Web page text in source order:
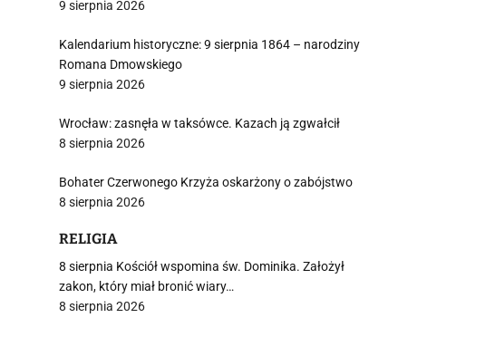
9 sierpnia 2026
Kalendarium historyczne: 9 sierpnia 1864 – narodziny
Romana Dmowskiego
9 sierpnia 2026
Wrocław: zasnęła w taksówce. Kazach ją zgwałcił
8 sierpnia 2026
Bohater Czerwonego Krzyża oskarżony o zabójstwo
8 sierpnia 2026
RELIGIA
8 sierpnia Kościół wspomina św. Dominika. Założył
zakon, który miał bronić wiary…
8 sierpnia 2026